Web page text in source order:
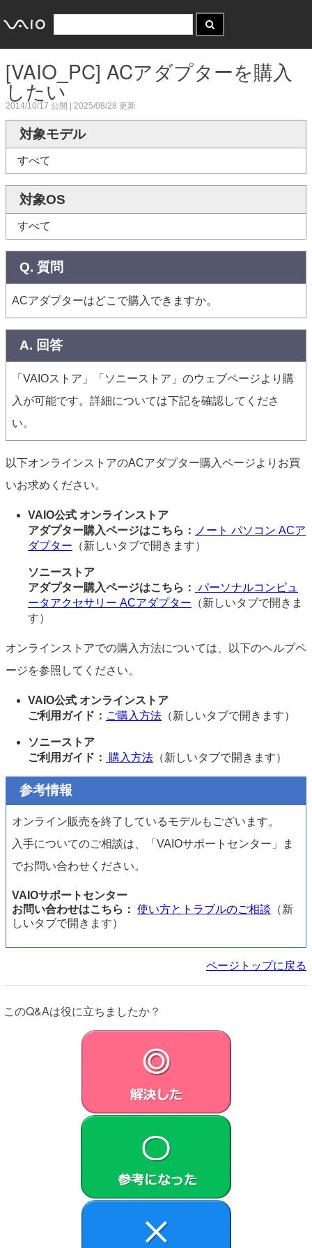
[VAIO_PC] ACアダプターを購入
したい
2014/10/17 公開 | 2025/08/28 更新
対象モデル
すべて
対象OS
すべて
Q. 質問
ACアダプターはどこで購入できますか。
A. 回答
「VAIOストア」「ソニーストア」のウェブページより購
入が可能です。詳細については下記を確認してくださ
い。
以下オンラインストアのACアダプター購入ページよりお買
いお求めください。
VAIO公式 オンラインストア
アダプター購入ページはこちら： ノート パソコン ACア
ダプター （新しいタブで開きます）
ソニーストア
アダプター購入ページはこちら： パーソナルコンピュ
ータアクセサリー ACアダプター （新しいタブで開きま
す）
オンラインストアでの購入方法については、以下のヘルプペ
ージを参照してください。
VAIO公式 オンラインストア
ご利用ガイド： ご購入方法 （新しいタブで開きます）
ソニーストア
ご利用ガイド：
購入方法 （新しいタブで開きます）
参考情報
オンライン販売を終了しているモデルもございます。
入手についてのご相談は、「VAIOサポートセンター」ま
でお問い合わせください。
VAIOサポートセンター
お問い合わせはこちら： 使い方とトラブルのご相談 （新
しいタブで開きます）
ページトップに戻る
このQ&Aは役に立ちましたか？